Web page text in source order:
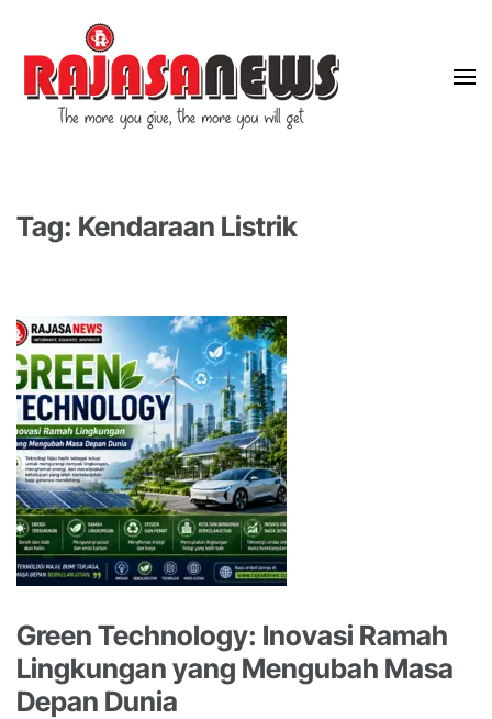
Tag: Kendaraan Listrik
Green Technology: Inovasi Ramah
Lingkungan yang Mengubah Masa
Depan Dunia